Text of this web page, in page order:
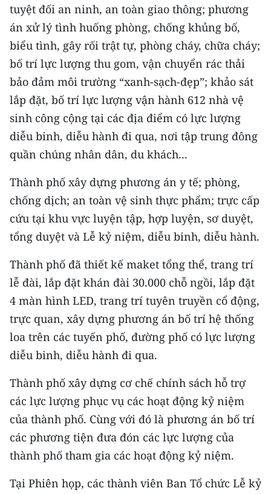
Trung du và miền núi phía Bắc
Đồng bằng sông Hồng
Bắc Trung Bộ
Duyên hải Nam Trung Bộ và Tây
Nguyên
Đông Nam Bộ
Chuyên trang Hà Nội
Chuyên trang TP. Hồ Chí Minh
CÁC CHUYÊN TRANG
VỀ BÁO NHÂN DÂN
THỜI NAY
NHÂN DÂN CUỐI TUẦN
NHÂN DÂN HẰNG THÁNG
MUA BÁO
ĐỌC BÁO IN
tuyệt đối an ninh, an toàn giao thông; phương
án xử lý tình huống phòng, chống khủng bố,
biểu tình, gây rối trật tự, phòng cháy, chữa cháy;
bố trí lực lượng thu gom, vận chuyển rác thải
bảo đảm môi trường “xanh-sạch-đẹp”; khảo sát
lắp đặt, bố trí lực lượng vận hành 612 nhà vệ
sinh công cộng tại các địa điểm có lực lượng
diễu binh, diễu hành đi qua, nơi tập trung đông
quần chúng nhân dân, du khách...
Thành phố xây dựng phương án y tế; phòng,
chống dịch; an toàn vệ sinh thực phẩm; trực cấp
cứu tại khu vực luyện tập, hợp luyện, sơ duyệt,
tổng duyệt và Lễ kỷ niệm, diễu binh, diễu hành.
Thành phố đã thiết kế maket tổng thể, trang trí
lễ đài, lắp đặt khán đài 30.000 chỗ ngồi, lắp đặt
4 màn hình LED, trang trí tuyên truyền cổ động,
trực quan, xây dựng phương án bố trí hệ thống
loa trên các tuyến phố, đường phố có lực lượng
diễu binh, diễu hành đi qua.
Thành phố xây dựng cơ chế chính sách hỗ trợ
các lực lượng phục vụ các hoạt động kỷ niệm
của thành phố. Cùng với đó là phương án bố trí
các phương tiện đưa đón các lực lượng của
thành phố tham gia các hoạt động kỷ niệm.
Tại Phiên họp, các thành viên Ban Tổ chức Lễ kỷ